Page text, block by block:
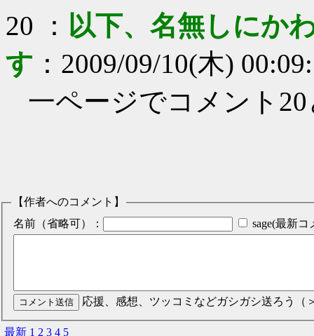
20 ： 以下、名無しにか
す ： 2009/09/10(木)
一ページでコメント
【作者へのコメント】
名前（省略可）：
sage(最新
応援、感想、ツッコミなどガシガシ送ろう（
最新 1 2 3 4 5